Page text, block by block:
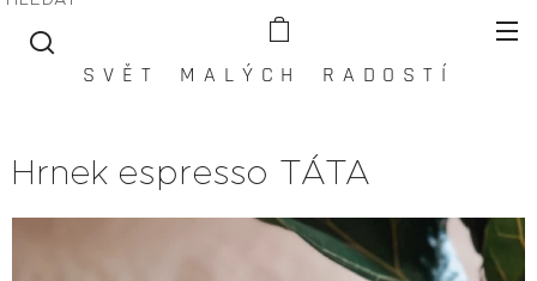
S V Ě T M A L Ý C H R A D O S T Í
Hrnek espresso TÁTA